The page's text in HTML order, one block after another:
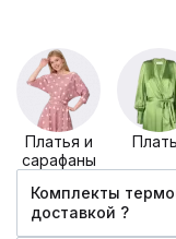
Платья и
сарафаны
Комплекты
доставкой ?